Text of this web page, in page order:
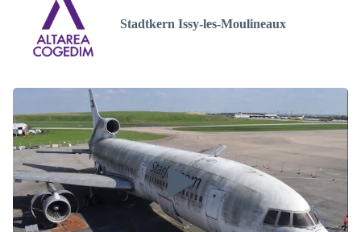
Stadtkern Issy-les-Moulineaux